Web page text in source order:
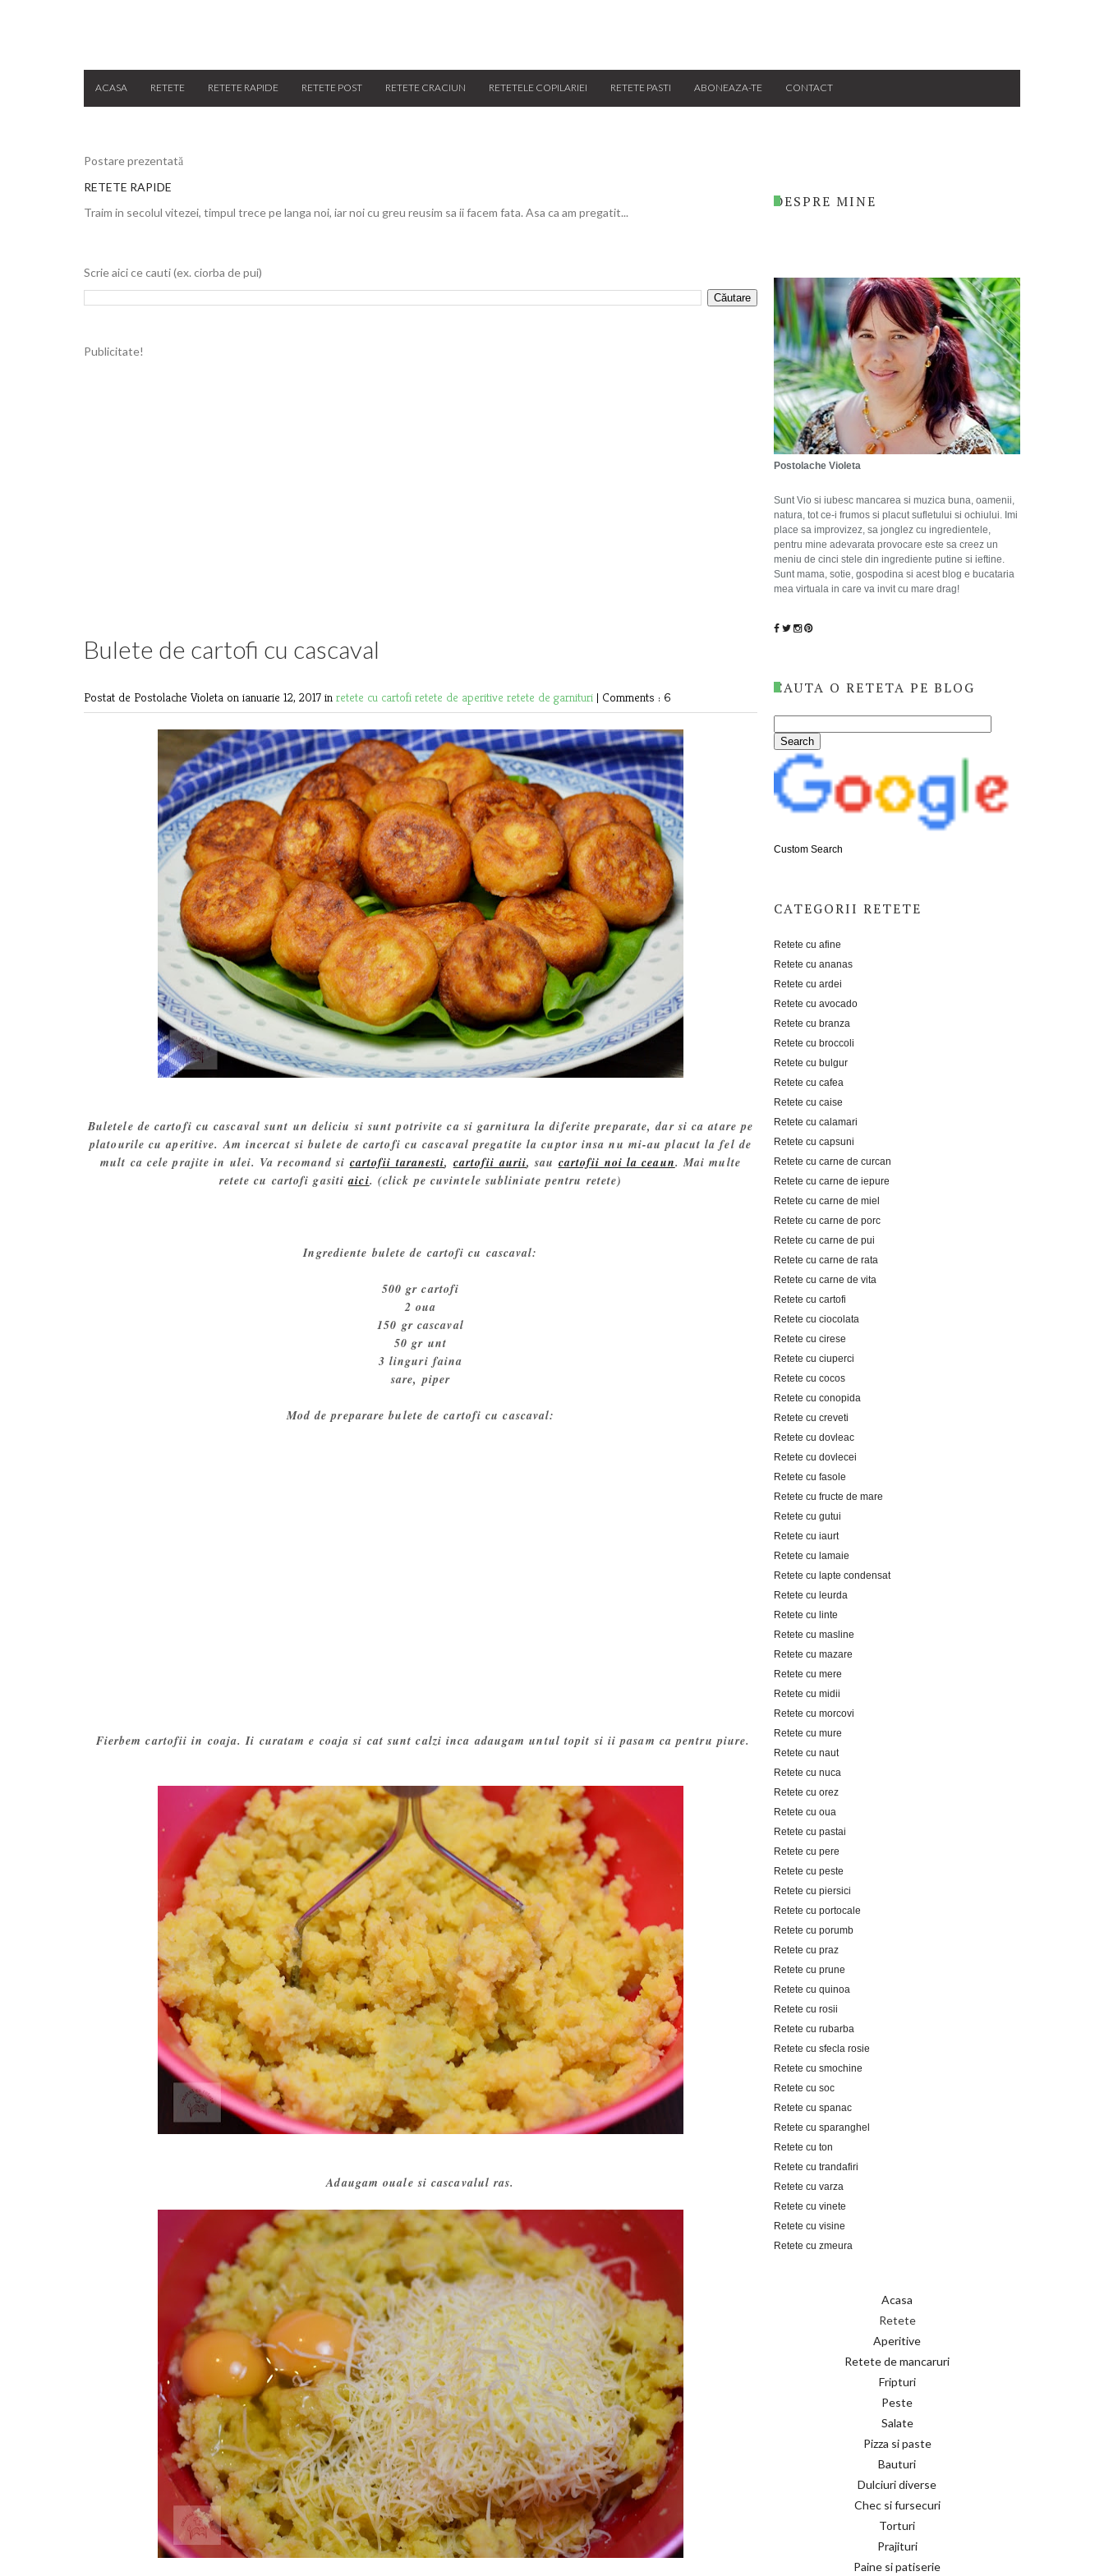
ACASA RETETE RETETE RAPIDE RETETE POST RETETE CRACIUN RETETELE COPILARIEI RETETE PASTI ABONEAZA-TE CONTACT
Postare prezentată
RETETE RAPIDE
Traim in secolul vitezei, timpul trece pe langa noi, iar noi cu greu reusim sa ii facem fata. Asa ca am pregatit...
Scrie aici ce cauti (ex. ciorba de pui)
Publicitate!
Bulete de cartofi cu cascaval
Postat de Postolache Violeta on ianuarie 12, 2017 in retete cu cartofi retete de aperitive retete de garnituri | Comments : 6
Buletele de cartofi cu cascaval sunt un deliciu si sunt potrivite ca si garnitura la diferite preparate, dar si ca atare pe
platourile cu aperitive. Am incercat si bulete de cartofi cu cascaval pregatite la cuptor insa nu mi-au placut la fel de
mult ca cele prajite in ulei. Va recomand si cartofii taranesti, cartofii aurii, sau cartofii noi la ceaun. Mai multe
retete cu cartofi gasitiaici. (click pe cuvintele subliniate pentru retete)
Ingrediente bulete de cartofi cu cascaval:
500 gr cartofi
2 oua
150 gr cascaval
50 gr unt
3 linguri faina
sare, piper
Mod de preparare bulete de cartofi cu cascaval:
Fierbem cartofii in coaja. Ii curatam e coaja si cat sunt calzi inca adaugam untul topit si ii pasam ca pentru piure.
Adaugam ouale si cascavalul ras.
DESPRE MINE
Postolache Violeta
Sunt Vio si iubesc mancarea si muzica buna, oamenii,
natura, tot ce-i frumos si placut sufletului si ochiului. Imi
place sa improvizez, sa jonglez cu ingredientele,
pentru mine adevarata provocare este sa creez un
meniu de cinci stele din ingrediente putine si ieftine.
Sunt mama, sotie, gospodina si acest blog e bucataria
mea virtuala in care va invit cu mare drag!
CAUTA O RETETA PE BLOG
Custom Search
CATEGORII RETETE
Retete cu afine
Retete cu ananas
Retete cu ardei
Retete cu avocado
Retete cu branza
Retete cu broccoli
Retete cu bulgur
Retete cu cafea
Retete cu caise
Retete cu calamari
Retete cu capsuni
Retete cu carne de curcan
Retete cu carne de iepure
Retete cu carne de miel
Retete cu carne de porc
Retete cu carne de pui
Retete cu carne de rata
Retete cu carne de vita
Retete cu cartofi
Retete cu ciocolata
Retete cu cirese
Retete cu ciuperci
Retete cu cocos
Retete cu conopida
Retete cu creveti
Retete cu dovleac
Retete cu dovlecei
Retete cu fasole
Retete cu fructe de mare
Retete cu gutui
Retete cu iaurt
Retete cu lamaie
Retete cu lapte condensat
Retete cu leurda
Retete cu linte
Retete cu masline
Retete cu mazare
Retete cu mere
Retete cu midii
Retete cu morcovi
Retete cu mure
Retete cu naut
Retete cu nuca
Retete cu orez
Retete cu oua
Retete cu pastai
Retete cu pere
Retete cu peste
Retete cu piersici
Retete cu portocale
Retete cu porumb
Retete cu praz
Retete cu prune
Retete cu quinoa
Retete cu rosii
Retete cu rubarba
Retete cu sfecla rosie
Retete cu smochine
Retete cu soc
Retete cu spanac
Retete cu sparanghel
Retete cu ton
Retete cu trandafiri
Retete cu varza
Retete cu vinete
Retete cu visine
Retete cu zmeura
Acasa
Retete
Aperitive
Retete de mancaruri
Fripturi
Peste
Salate
Pizza si paste
Bauturi
Dulciuri diverse
Chec si fursecuri
Torturi
Prajituri
Paine si patiserie